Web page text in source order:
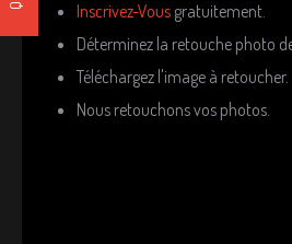
Inscrivez-Vous gratuitement.
Déterminez la retouche photo
Téléchargez l'image à retoucher.
Nous retouchons vos photos.